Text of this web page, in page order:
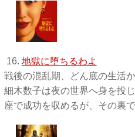
16. 地獄に堕ちるわよ
戦後の混乱期、どん底の生活
細木数子は夜の世界へ身を投
座で成功を収めるが、その裏